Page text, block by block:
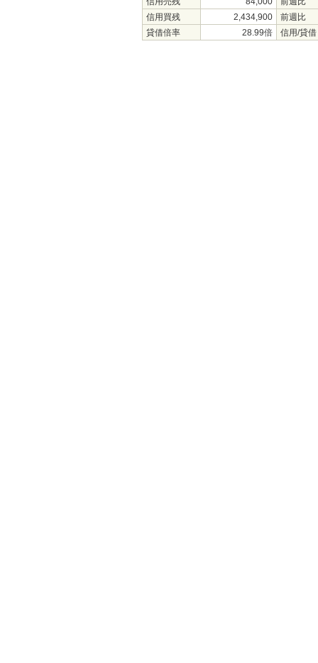
信用買残
2,434,900
前週比
貸借倍率
28.99倍 信用/貸借